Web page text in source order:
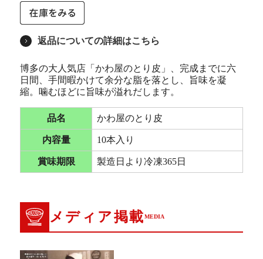
返品についての詳細はこちら
博多の大人気店「かわ屋のとり皮」、完成までに六
日間、手間暇かけて余分な脂を落とし、旨味を凝
縮。噛むほどに旨味が溢れだします。
品名 かわ屋のとり皮
内容量 10本入り
賞味期限 製造日より冷凍365日
メディア掲載MEDIA